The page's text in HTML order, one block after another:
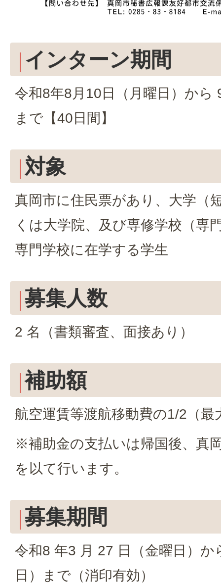
インターン期間
令和8年8月10日（月曜日）から
まで【40日間】
対象
真岡市に住民票があり、大学（
くは大学院、及び専修学校（専
専門学校に在学する学生
募集人数
2 名（書類審査、面接あり）
補助額
航空運賃等渡航移動費の1/2（最
※補助金の支払いは帰国後、真
を以て行います。
募集期間
令和8 年3 月 27 日（金曜日）か
日）まで（消印有効）